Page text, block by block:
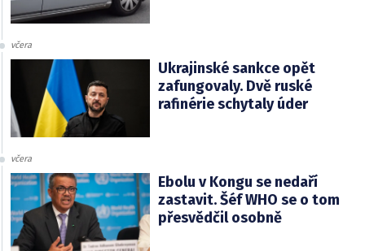
včera
Ukrajinské sankce opět
zafungovaly. Dvě ruské
rafinérie schytaly úder
včera
Ebolu v Kongu se nedaří
zastavit. Šéf WHO se o tom
přesvědčil osobně